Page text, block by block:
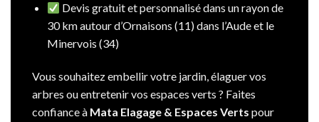
Devis gratuit et personnalisé dans un rayon de
30 km autour d’Ornaisons (11) dans l’Aude et le
Minervois (34)
Vous souhaitez embellir votre jardin, élaguer vos
arbres ou entretenir vos espaces verts ? Faites
confiance à Mata Elagage & Espaces Verts pour